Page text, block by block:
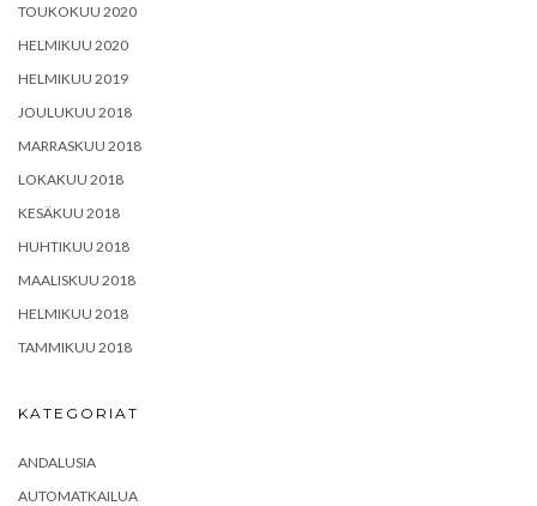
TOUKOKUU 2020
HELMIKUU 2020
HELMIKUU 2019
JOULUKUU 2018
MARRASKUU 2018
LOKAKUU 2018
KESÄKUU 2018
HUHTIKUU 2018
MAALISKUU 2018
HELMIKUU 2018
TAMMIKUU 2018
KATEGORIAT
ANDALUSIA
AUTOMATKAILUA